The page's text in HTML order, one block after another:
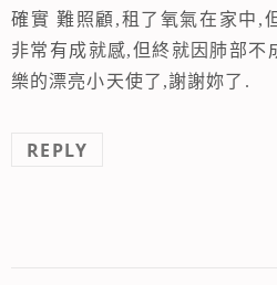
確實 難照顧,租了氧氣在家中,
非常有成就感,但終就因肺部不
樂的漂亮小天使了,謝謝妳了.
REPLY